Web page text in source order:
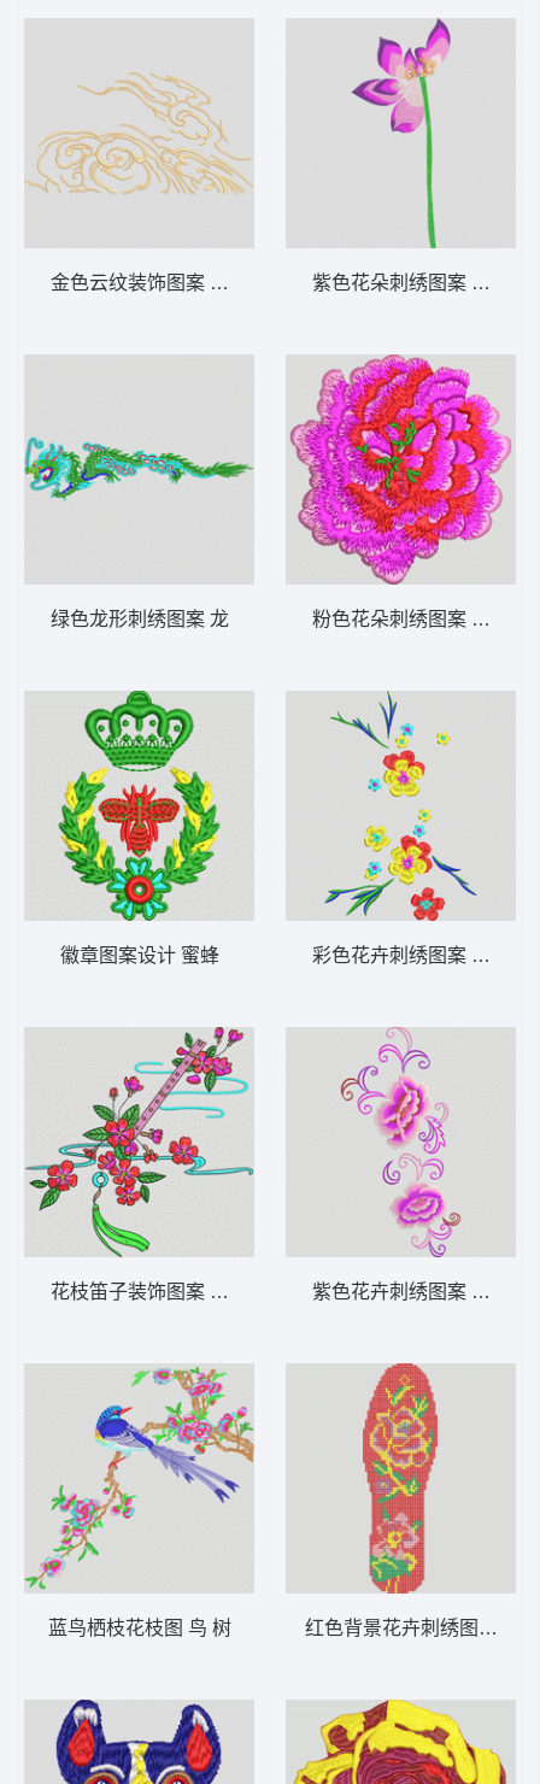
金色云纹装饰图案 汉服 云
绿色龙形刺绣图案 龙
徽章图案设计 蜜蜂
花枝笛子装饰图案 汉服
蓝鸟栖枝花枝图 鸟 树
紫色花朵刺绣图案 汉服 荷
粉色花朵刺绣图案 靓花朵
彩色花卉刺绣图案 简单花
紫色花卉刺绣图案 汉服
红色背景花卉刺绣图案 鞋垫